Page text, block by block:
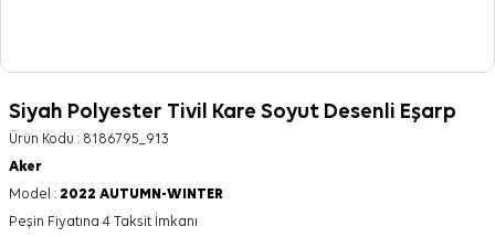
Siyah Polyester Tivil Kare Soyut Desenli Eşarp
Ürün Kodu : 8186795_913
Aker
Model : 2022 AUTUMN-WINTER
Peşin Fiyatına 4 Taksit İmkanı